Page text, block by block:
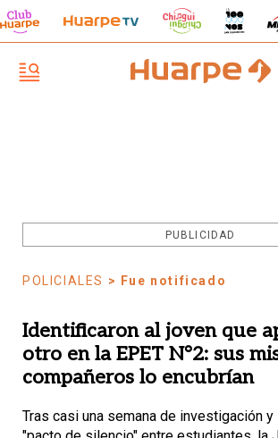
PUBLICIDAD
POLICIALES > Fue notificado
Identificaron al joven que
otro en la EPET N°2: sus
compañeros lo encubrían
Tras casi una semana de investigación